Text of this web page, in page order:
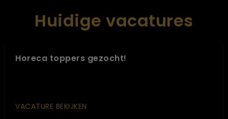
Huidige vacatures
Horeca toppers gezocht!
VACATURE BEKIJKEN